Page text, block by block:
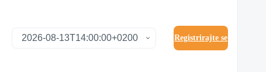
Registrirajte se